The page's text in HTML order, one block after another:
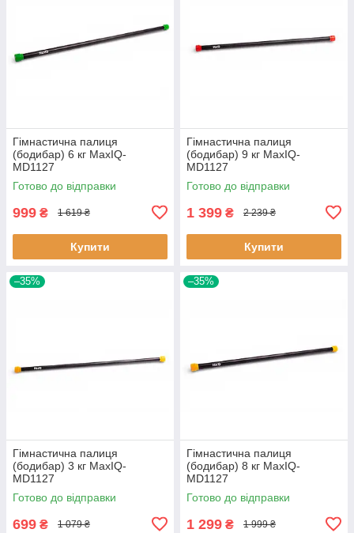
Гімнастична палиця
(бодибар) 6 кг MaxIQ-
MD1127
Готово до відправки
999 ₴ 1 619 ₴
Купити
Гімнастична палиця
(бодибар) 9 кг MaxIQ-
MD1127
Готово до відправки
1 399 ₴ 2 239 ₴
Купити
–35%
Гімнастична палиця
(бодибар) 3 кг MaxIQ-
MD1127
Готово до відправки
699 ₴ 1 079 ₴
–35%
Гімнастична палиця
(бодибар) 8 кг MaxIQ-
MD1127
Готово до відправки
1 299 ₴ 1 999 ₴